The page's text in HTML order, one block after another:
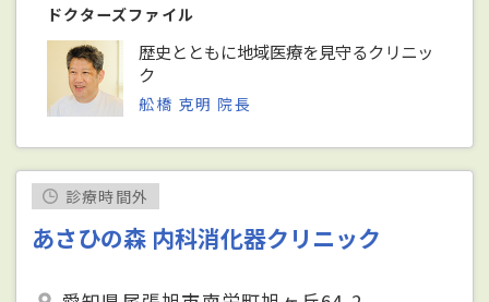
ドクターズファイル
歴史とともに地域医療を見守るクリニッ
ク
舩橋 克明 院長
診療時間外
あさひの森 内科消化器クリニック